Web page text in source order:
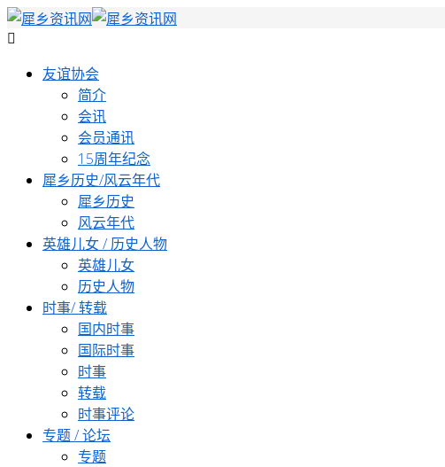
友谊协会
简介
会讯
会员通讯
15周年纪念
犀乡历史/风云年代
犀乡历史
风云年代
英雄儿女 / 历史人物
英雄儿女
历史人物
时事/ 转载
国内时事
国际时事
时事
转载
时事评论
专题 / 论坛
专题